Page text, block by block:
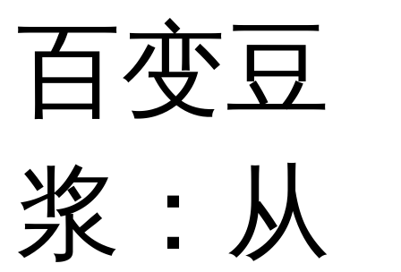
百变豆
浆：从